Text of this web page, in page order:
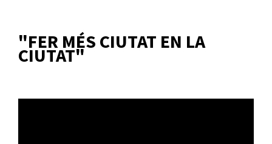
"FER MÉS CIUTAT EN LA
CIUTAT"